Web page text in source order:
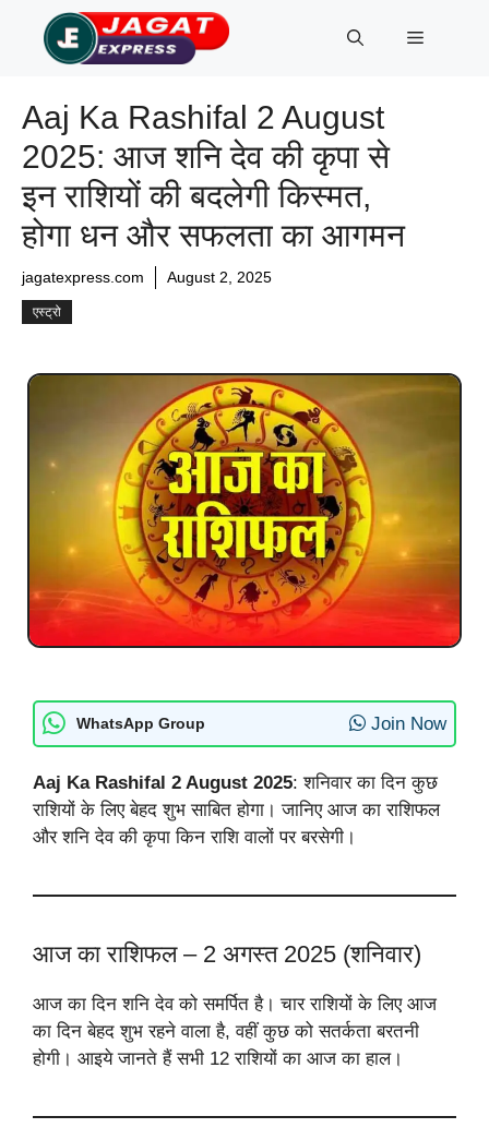
content
Menu
Aaj Ka Rashifal 2 August
2025: आज शनि देव की कृपा से
इन राशियों की बदलेगी किस्मत,
होगा धन और सफलता का आगमन
jagatexpress.com August 2, 2025
एस्ट्रो
WhatsApp Group Join Now
Aaj Ka Rashifal 2 August 2025: शनिवार का दिन कुछ
राशियों के लिए बेहद शुभ साबित होगा। जानिए आज का राशिफल
और शनि देव की कृपा किन राशि वालों पर बरसेगी।
आज का राशिफल – 2 अगस्त 2025 (शनिवार)
आज का दिन शनि देव को समर्पित है। चार राशियों के लिए आज
का दिन बेहद शुभ रहने वाला है, वहीं कुछ को सतर्कता बरतनी
होगी। आइये जानते हैं सभी 12 राशियों का आज का हाल।